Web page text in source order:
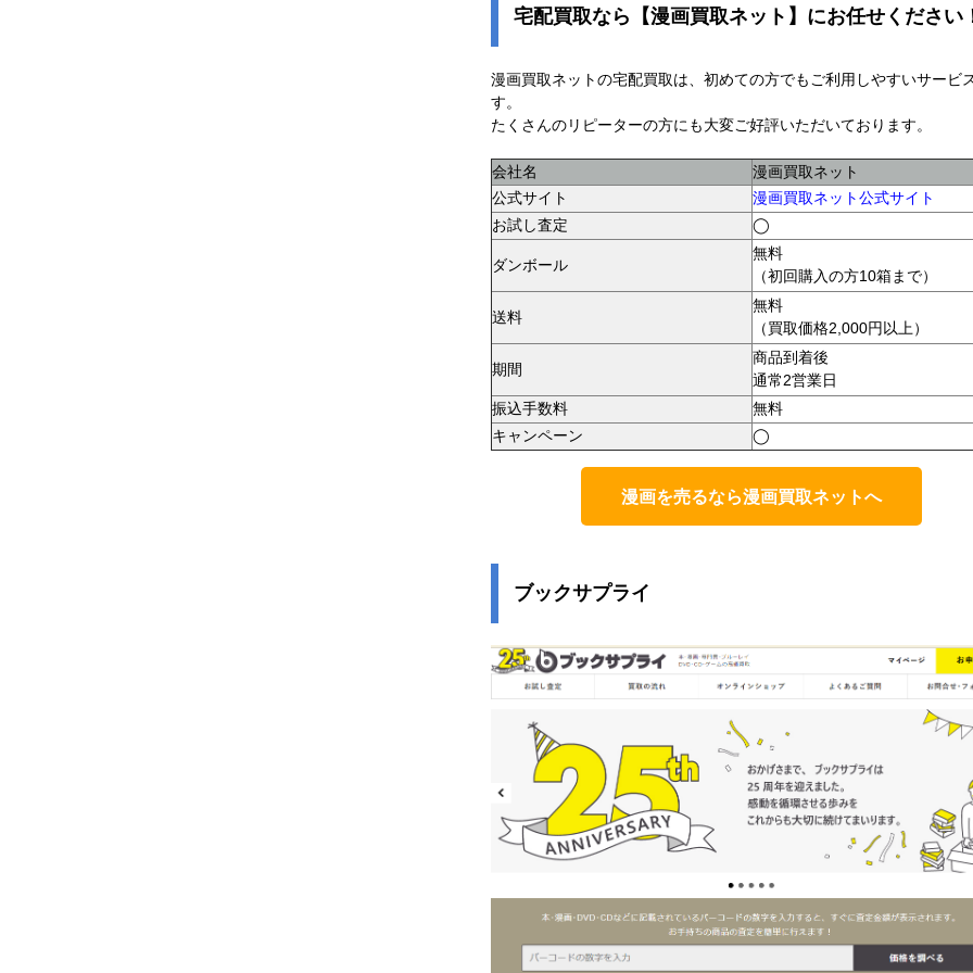
宅配買取なら【漫画買取ネット】にお任せください
漫画買取ネットの宅配買取は、初めての方でもご利用しやすいサービ
す。
たくさんのリピーターの方にも大変ご好評いただいております。
会社名
漫画買取ネット
公式サイト
漫画買取ネット公式サイト
お試し査定
◯
ダンボール
無料
（初回購入の方10箱まで）
送料
無料
（買取価格2,000円以上）
期間
商品到着後
通常2営業日
振込手数料
無料
キャンペーン
◯
漫画を売るなら漫画買取ネットへ
ブックサプライ